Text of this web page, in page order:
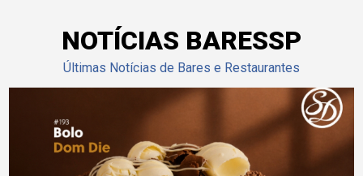
NOTÍCIAS BARESSP
Últimas Notícias de Bares e Restaurantes